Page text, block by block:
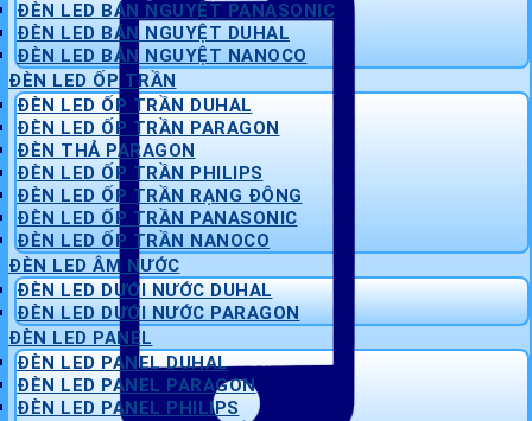
ĐÈN LED BÁN NGUYỆT PANASONIC
ĐÈN LED BÁN NGUYỆT DUHAL
ĐÈN LED BÁN NGUYỆT NANOCO
ĐÈN LED ỐP TRẦN
ĐÈN LED ỐP TRẦN DUHAL
ĐÈN LED ỐP TRẦN PARAGON
ĐÈN THẢ PARAGON
ĐÈN LED ỐP TRẦN PHILIPS
ĐÈN LED ỐP TRẦN RẠNG ĐÔNG
ĐÈN LED ỐP TRẦN PANASONIC
ĐÈN LED ỐP TRẦN NANOCO
ĐÈN LED ÂM NƯỚC
ĐÈN LED DƯỚI NƯỚC DUHAL
ĐÈN LED DƯỚI NƯỚC PARAGON
ĐÈN LED PANEL
ĐÈN LED PANEL DUHAL
ĐÈN LED PANEL PARAGON
ĐÈN LED PANEL PHILIPS